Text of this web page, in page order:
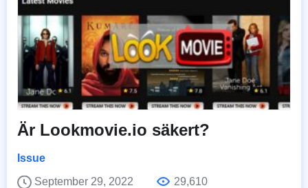
Är Lookmovie.io säkert?
Issue
September 29, 2022
29,610